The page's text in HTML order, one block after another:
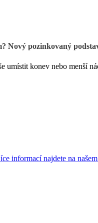
Nový pozinkovaný
umístit konev nebo menší
informací najdete na